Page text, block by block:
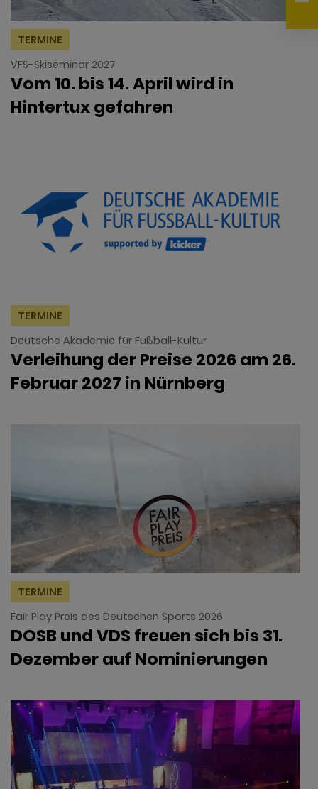
TERMINE
VFS-Skiseminar 2027
Vom 10. bis 14. April wird in
Hintertux gefahren
TERMINE
Deutsche Akademie für Fußball-Kultur
Verleihung der Preise 2026 am 26.
Februar 2027 in Nürnberg
TERMINE
Fair Play Preis des Deutschen Sports 2026
DOSB und VDS freuen sich bis 31.
Dezember auf Nominierungen